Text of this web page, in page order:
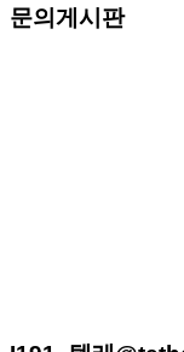
문의게시판